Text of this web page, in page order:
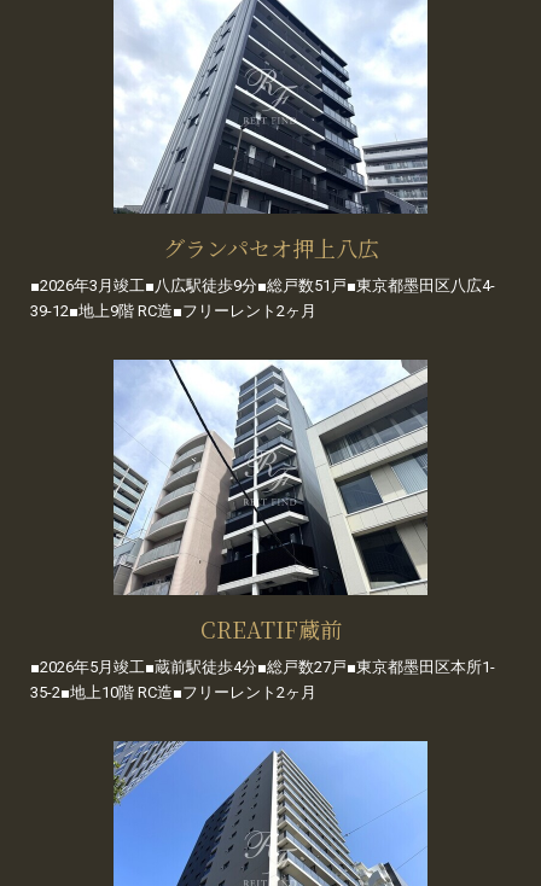
グランパセオ押上八広
■2026年3月竣工■八広駅徒歩9分■総戸数51戸■東京都墨田区八広4-
39-12■地上9階 RC造■フリーレント2ヶ月
CREATIF蔵前
■2026年5月竣工■蔵前駅徒歩4分■総戸数27戸■東京都墨田区本所1-
35-2■地上10階 RC造■フリーレント2ヶ月